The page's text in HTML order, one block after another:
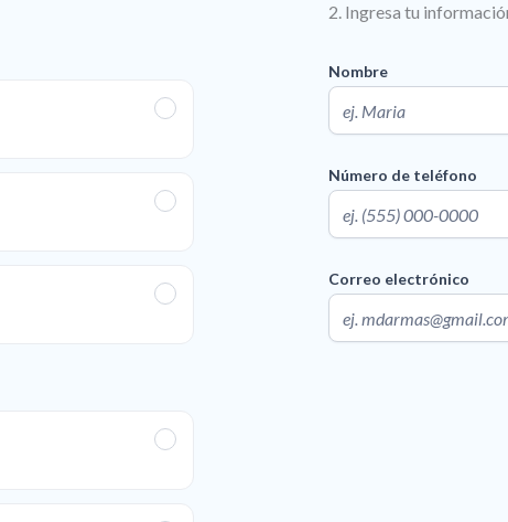
2. Ingresa tu
Nombre
Número de teléfono
Correo electrónico